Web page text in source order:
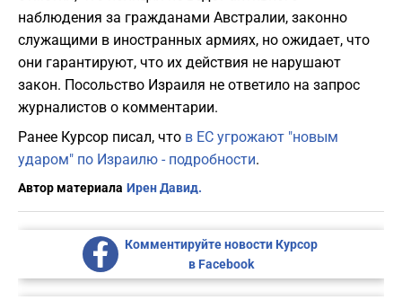
наблюдения за гражданами Австралии, законно
служащими в иностранных армиях, но ожидает, что
они гарантируют, что их действия не нарушают
закон. Посольство Израиля не ответило на запрос
журналистов о комментарии.
Ранее Курсор писал, что в ЕС угрожают "новым
ударом" по Израилю - подробности.
Автор материала Ирен Давид.
Комментируйте новости Курсор
в Facebook